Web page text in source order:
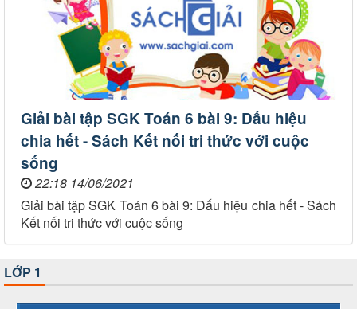
Giải bài tập SGK Toán 6 bài 9: Dấu hiệu
chia hết - Sách Kết nối tri thức với cuộc
sống
22:18 14/06/2021
Giải bài tập SGK Toán 6 bài 9: Dấu hiệu chia hết - Sách
Kết nối tri thức với cuộc sống
LỚP 1